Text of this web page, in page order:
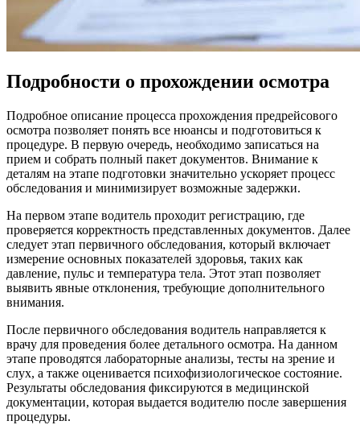
Подробности о прохождении осмотра
Подробное описание процесса прохождения предрейсового
осмотра позволяет понять все нюансы и подготовиться к
процедуре. В первую очередь, необходимо записаться на
прием и собрать полный пакет документов. Внимание к
деталям на этапе подготовки значительно ускоряет процесс
обследования и минимизирует возможные задержки.
На первом этапе водитель проходит регистрацию, где
проверяется корректность представленных документов. Далее
следует этап первичного обследования, который включает
измерение основных показателей здоровья, таких как
давление, пульс и температура тела. Этот этап позволяет
выявить явные отклонения, требующие дополнительного
внимания.
После первичного обследования водитель направляется к
врачу для проведения более детального осмотра. На данном
этапе проводятся лабораторные анализы, тесты на зрение и
слух, а также оценивается психофизиологическое состояние.
Результаты обследования фиксируются в медицинской
документации, которая выдается водителю после завершения
процедуры.